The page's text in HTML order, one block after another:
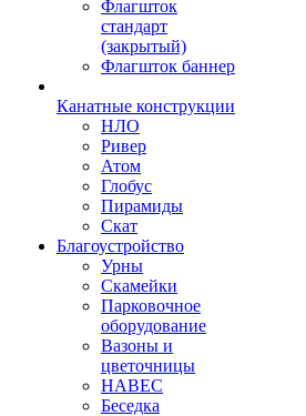
Флагшток
стандарт
(закрытый)
Флагшток баннер
Канатные конструкции
НЛО
Ривер
Атом
Глобус
Пирамиды
Скат
Благоустройство
Урны
Скамейки
Парковочное
оборудование
Вазоны и
цветочницы
НАВЕС
Беседка